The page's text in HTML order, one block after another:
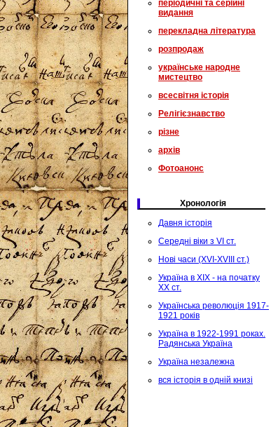
періодичні та серійні
видання
перекладна література
розпродаж
українське народне
мистецтво
всесвітня історія
Релігієзнавство
різне
архів
Фотоанонс
Хронологія
Давня історія
Середні віки з VI ст.
Нові часи (XVI-XVIII ст.)
Україна в XIX - на початку
XX ст.
Українська революція 1917-
1921 років
Україна в 1922-1991 роках.
Радянська Україна
Україна незалежна
вся історія в одній книзі